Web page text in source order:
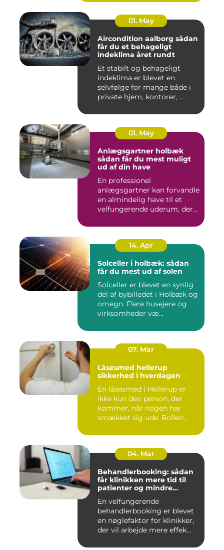
01. May
Aircondition aalborg sådan
får du et behageligt
indeklima året rundt
Et stabilt og behageligt
indeklima er blevet en
selvfølge for mange både i
private hjem, kontorer, ...
01. May
Anlægsgartner holbæk
sådan får du mest muligt
ud af din have
En professionel
anlægsgartner kan forvandle
en almindelig have til et
velfungerende uderum, der
14. Apr
Solceller i holbæk: sådan
får du mest ud af solen
Solceller er blevet en synlig
del af bybilledet i Holbæk og
omegn. Flere husejere og
virksomheder væ...
07. Mar
Låsesmed hellerup
sikkerhed i hverdagen
En låsesmed i Hellerup er
ikke kun den person, der
kommer, når nogen har
smækket sig ude. Rollen
04. Mar
Behandlerbooking: sådan
får klinikken mere tid til
patienter og mindre
En velfungerende
behandlerbooking er blevet
en nøglefaktor for klinikker,
der vil arbejde mere effek...